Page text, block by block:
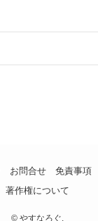
お問合せ 免責事項
著作権について
©やすなろぐ.